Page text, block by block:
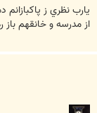
ت
يارب نظري ز پاکبازانم
از مدرسه و خانقهم